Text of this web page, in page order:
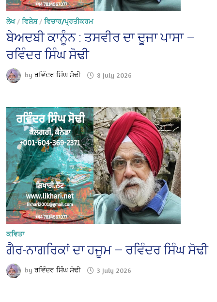
ਲੇਖ/ਵਿਸ਼ੇਸ਼/ਵਿਚਾਰ/ਪ੍ਰਤੀਕਰਮ
ਬੇਅਦਬੀ ਕਾਨੂੰਨ : ਤਸਵੀਰ ਦਾ ਦੂਜਾ ਪਾਸਾ —
ਰਵਿੰਦਰ ਸਿੰਘ ਸੋਢੀ
byਰਵਿੰਦਰ ਸਿੰਘ ਸੋਢੀ 8 July 2026
ਕਵਿਤਾ
ਗੈਰ-ਨਾਗਰਿਕਾਂ ਦਾ ਹਜੂਮ — ਰਵਿੰਦਰ ਸਿੰਘ ਸੋਢੀ
byਰਵਿੰਦਰ ਸਿੰਘ ਸੋਢੀ 3 July 2026